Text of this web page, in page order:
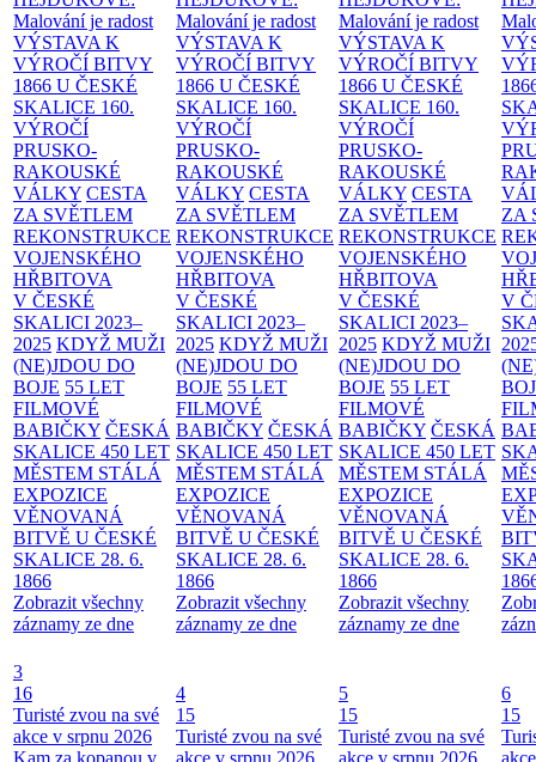
Malování je radost
VÝSTAVA K
VÝROČÍ BITVY
1866 U ČESKÉ
SKALICE 160.
VÝROČÍ
PRUSKO-
RAKOUSKÉ
VÁLKY CESTA
ZA SVĚTLEM
REKONSTRUKCE
VOJENSKÉHO
HŘBITOVA
V ČESKÉ
SKALICI 2023–
2025 KDYŽ MUŽI
(NE)JDOU DO
BOJE 55 LET
FILMOVÉ
BABIČKY ČESKÁ
SKALICE 450 LET
MĚSTEM STÁLÁ
EXPOZICE
VĚNOVANÁ
BITVĚ U ČESKÉ
SKALICE 28. 6.
1866
Zobrazit všechny
záznamy ze dne
Malování je radost
VÝSTAVA K
VÝROČÍ BITVY
1866 U ČESKÉ
SKALICE 160.
VÝROČÍ
PRUSKO-
RAKOUSKÉ
VÁLKY CESTA
ZA SVĚTLEM
REKONSTRUKCE
VOJENSKÉHO
HŘBITOVA
V ČESKÉ
SKALICI 2023–
2025 KDYŽ MUŽI
(NE)JDOU DO
BOJE 55 LET
FILMOVÉ
BABIČKY ČESKÁ
SKALICE 450 LET
MĚSTEM STÁLÁ
EXPOZICE
VĚNOVANÁ
BITVĚ U ČESKÉ
SKALICE 28. 6.
1866
Zobrazit všechny
záznamy ze dne
Malování je radost
VÝSTAVA K
VÝROČÍ BITVY
1866 U ČESKÉ
SKALICE 160.
VÝROČÍ
PRUSKO-
RAKOUSKÉ
VÁLKY CESTA
ZA SVĚTLEM
REKONSTRUKCE
VOJENSKÉHO
HŘBITOVA
V ČESKÉ
SKALICI 2023–
2025 KDYŽ MUŽI
(NE)JDOU DO
BOJE 55 LET
FILMOVÉ
BABIČKY ČESKÁ
SKALICE 450 LET
MĚSTEM STÁLÁ
EXPOZICE
VĚNOVANÁ
BITVĚ U ČESKÉ
SKALICE 28. 6.
1866
Zobrazit všechny
záznamy ze dne
ZA
V
3
16
Turisté zvou na své
akce v srpnu 2026
4
15
Turisté zvou na své
5
15
Turisté zvou na své
6
15